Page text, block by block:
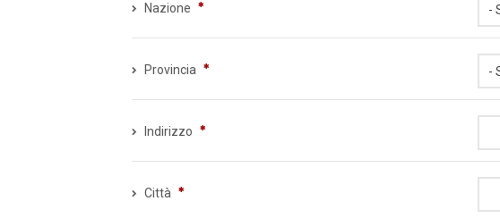
Nazione
Provincia
Indirizzo
Città